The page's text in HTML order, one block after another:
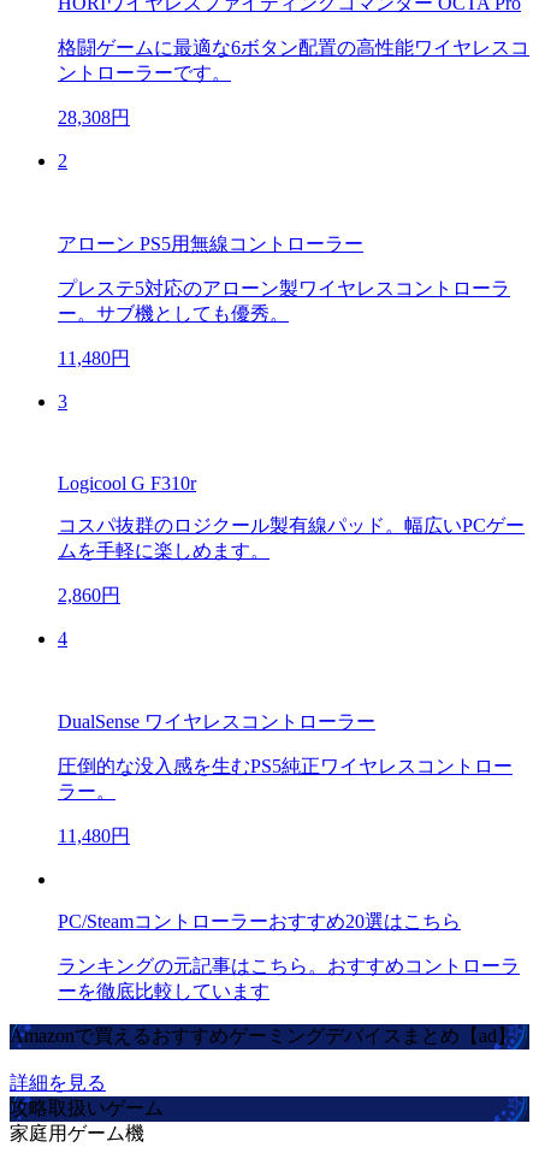
格闘ゲームに最適な6ボタン配置の高性能ワイヤレスコ
ントローラーです。
28,308円
2
アローン PS5用無線コントローラー
プレステ5対応のアローン製ワイヤレスコントローラ
ー。サブ機としても優秀。
11,480円
3
Logicool G F310r
コスパ抜群のロジクール製有線パッド。幅広いPCゲー
ムを手軽に楽しめます。
2,860円
4
DualSense ワイヤレスコントローラー
圧倒的な没入感を生むPS5純正ワイヤレスコントロー
ラー。
11,480円
PC/Steamコントローラーおすすめ20選はこちら
ランキングの元記事はこちら。おすすめコントローラ
ーを徹底比較しています
Amazonで買えるおすすめゲーミングデバイスまとめ【ad】
詳細を見る
攻略取扱いゲーム
家庭用ゲーム機